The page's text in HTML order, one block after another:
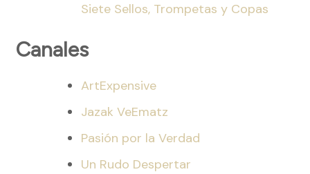
Siete Sellos, Trompetas y Copas
Canales
ArtExpensive
Jazak VeEmatz
Pasión por la Verdad
Un Rudo Despertar